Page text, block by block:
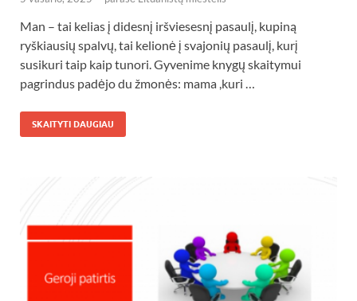
Man – tai kelias į didesnį iršviesesnį pasaulį, kupiną
ryškiausių spalvų, tai kelionė į svajonių pasaulį, kurį
susikuri taip kaip tunori. Gyvenime knygų skaitymui
pagrindus padėjo du žmonės: mama ,kuri …
SKAITYTI DAUGIAU